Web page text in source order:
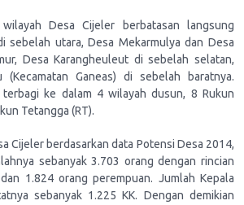
Desa Cijeler berbatasan langsung
sebelah utara, Desa Mekarmulya dan Desa
Desa Karangheuleut di sebelah selatan,
(Kecamatan Ganeas) di sebelah baratnya.
ke dalam 4 wilayah dusun, 8 Rukun
Tetangga (RT).
Cijeler berdasarkan data Potensi Desa 2014,
sebanyak 3.703 orang dengan rincian
1.824 orang perempuan. Jumlah Kepala
sebanyak 1.225 KK. Dengan demikian